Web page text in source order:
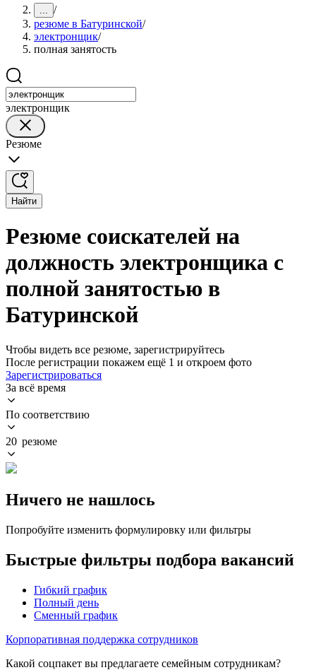
... /
резюме в Батуринской/
электронщик/
полная занятость
электронщик
Резюме
Найти
Резюме соискателей на
должность электронщика с
полной занятостью в
Батуринской
Чтобы видеть все резюме, зарегистрируйтесь
После регистрации покажем ещё 1 и откроем фото
Зарегистрироваться
За всё время
По соответствию
20 резюме
Ничего не нашлось
Попробуйте изменить формулировку или фильтры
Быстрые фильтры подбора вакансий
Гибкий график
Полный день
Сменный график
Корпоративная поддержка сотрудников
Какой соцпакет вы предлагаете семейным сотрудникам?